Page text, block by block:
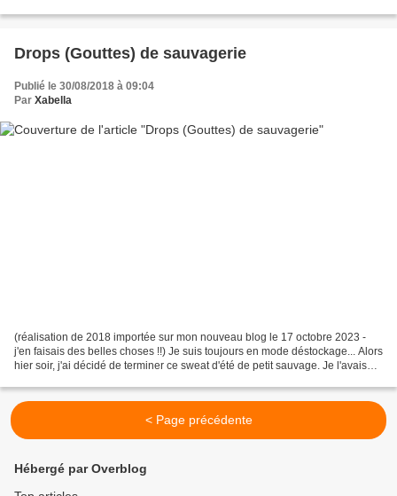
Drops (Gouttes) de sauvagerie
Publié le 30/08/2018 à 09:04
Par Xabella
(réalisation de 2018 importée sur mon nouveau blog le 17 octobre 2023 -
j'en faisais des belles choses !!) Je suis toujours en mode déstockage... Alors
hier soir, j'ai décidé de terminer ce sweat d'été de petit sauvage. Je l'avais
< Page précédente
Hébergé par Overblog